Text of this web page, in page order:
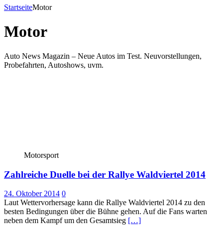
StartseiteMotor
Motor
Auto News Magazin – Neue Autos im Test. Neuvorstellungen,
Probefahrten, Autoshows, uvm.
Motorsport
Zahlreiche Duelle bei der Rallye Waldviertel 2014
24. Oktober 2014 0
Laut Wettervorhersage kann die Rallye Waldviertel 2014 zu den
besten Bedingungen über die Bühne gehen. Auf die Fans warten
neben dem Kampf um den Gesamtsieg […]